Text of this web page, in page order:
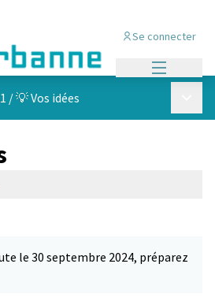
Se connecter
/💡 Vos idées
le 30 septembre 2024, préparez